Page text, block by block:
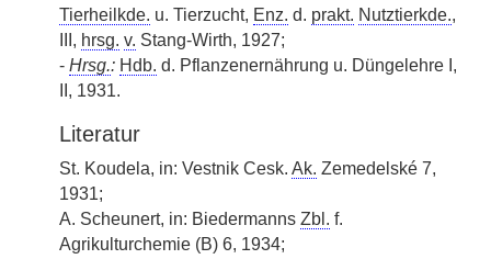
Tierheilkde. u. Tierzucht, Enz. d. prakt. Nutztierkde.,
III, hrsg. v. Stang-Wirth, 1927;
- Hrsg.: Hdb. d. Pflanzenernährung u. Düngelehre I,
II, 1931.
Literatur
St. Koudela, in: Vestnik Cesk. Ak. Zemedelské 7,
1931;
A. Scheunert, in: Biedermanns Zbl. f.
Agrikulturchemie (B) 6, 1934;